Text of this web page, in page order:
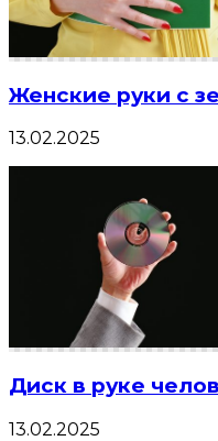
Женские руки с
13.02.2025
Диск в руке
13.02.2025